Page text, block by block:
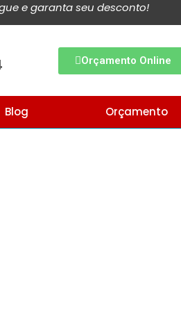
e garanta seu desconto!
Orçamento Online
Blog Orçamento